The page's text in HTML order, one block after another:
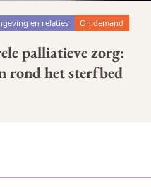
en relaties On demand
palliatieve zorg:
rond het sterfbed